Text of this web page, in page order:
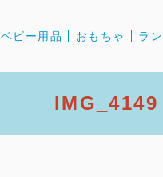
ベビー用品 おもちゃ ラ
IMG_4149